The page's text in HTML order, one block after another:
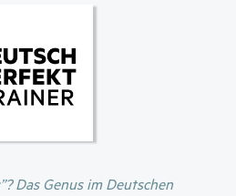
Inhalt
Das Genus im Deutschen